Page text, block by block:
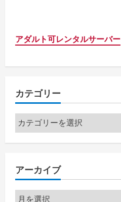
アダルト可レンタルサーバー
カテゴリー
カ
テ
ゴ
ー
アーカイブ
ア